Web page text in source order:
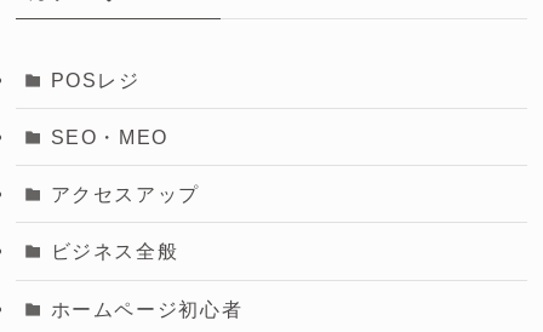
POSレジ
SEO・MEO
アクセスアップ
ビジネス全般
ホームページ初心者